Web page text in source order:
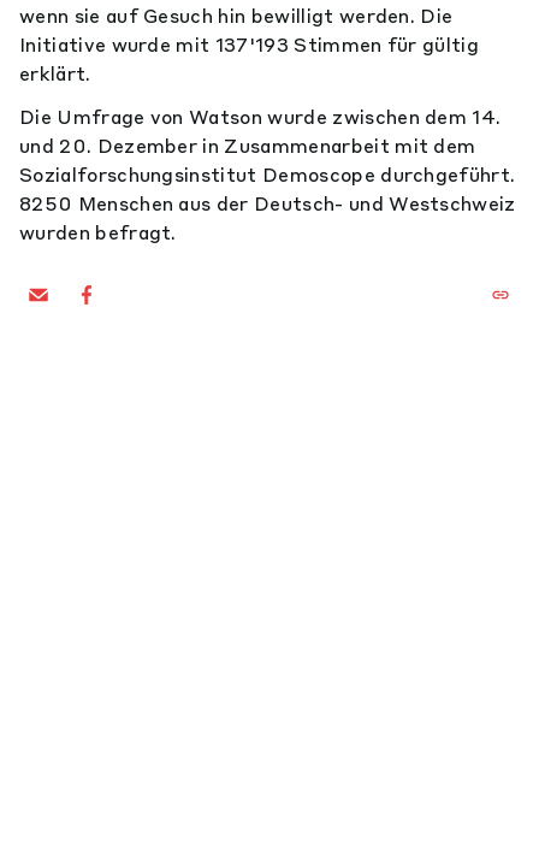
wenn sie auf Gesuch hin bewilligt werden. Die
Initiative wurde mit 137'193 Stimmen für gültig
erklärt.
Die Umfrage von Watson wurde zwischen dem 14.
und 20. Dezember in Zusammenarbeit mit dem
Sozialforschungsinstitut Demoscope durchgeführt.
8250 Menschen aus der Deutsch- und Westschweiz
wurden befragt.